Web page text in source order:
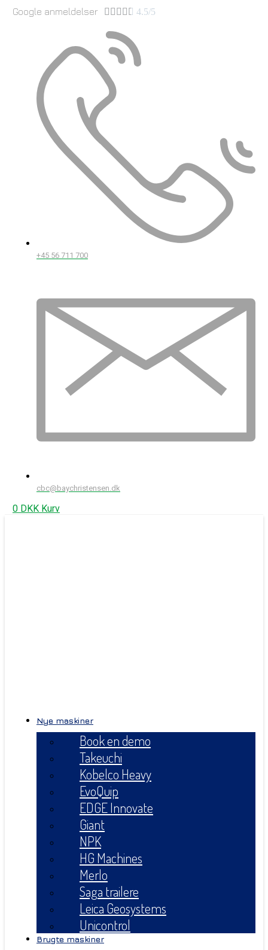
Google anmeldelser      4.5/5
+45 56 711 700
cbc@baychristensen.dk
0 DKK Kurv
Nye maskiner
Book en demo
Takeuchi
Kobelco Heavy
EvoQuip
EDGE Innovate
Giant
NPK
HG Machines
Merlo
Saga trailere
Leica Geosystems
Unicontrol
Brugte maskiner